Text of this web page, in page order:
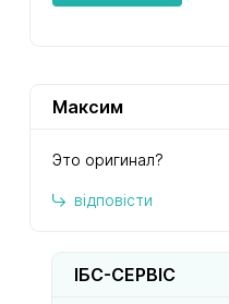
Максим
Это оригинал?
відповісти
ІБС-СЕРВІС